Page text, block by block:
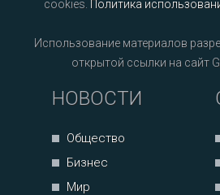
cookies. Политика
Использование материалов
открытой ссылки на сайт
НОВОСТИ
Общество
Бизнес
Мир